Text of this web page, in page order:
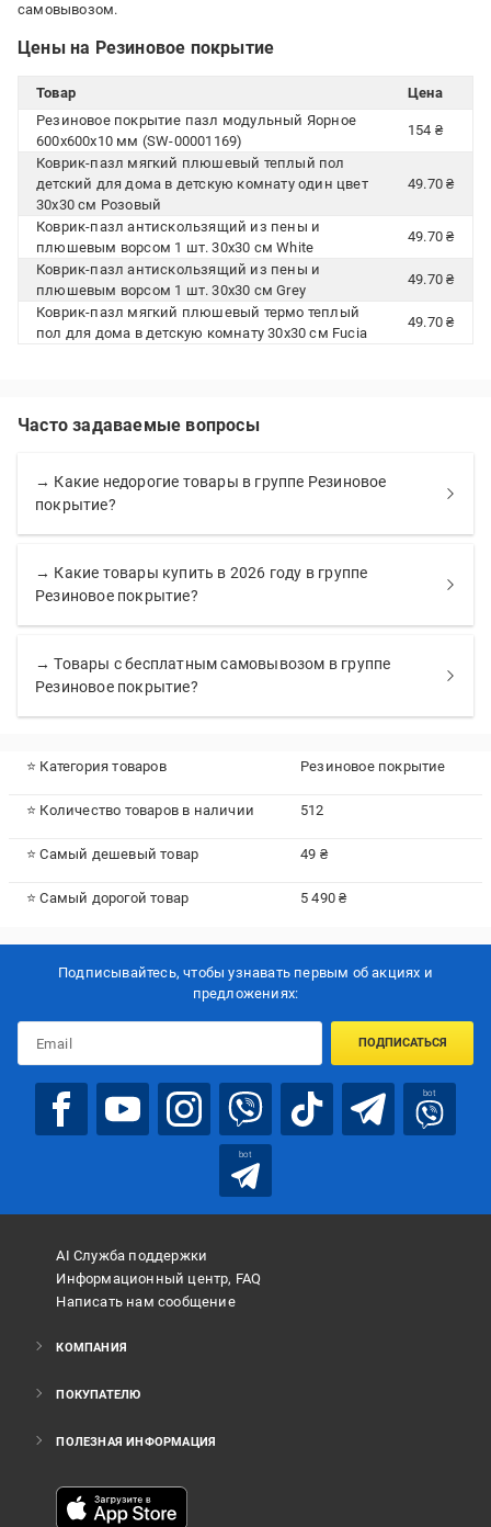
самовывозом.
Цены на Резиновое покрытие
Товар
Цена
Резиновое покрытие пазл модульный Яорное
600x600x10 мм (SW-00001169)
154 ₴
Коврик-пазл мягкий плюшевый теплый пол
детский для дома в детскую комнату один цвет
30х30 см Розовый
49.70 ₴
Коврик-пазл антискользящий из пены и
плюшевым ворсом 1 шт. 30х30 см White
49.70 ₴
Коврик-пазл антискользящий из пены и
плюшевым ворсом 1 шт. 30х30 см Grey
49.70 ₴
Коврик-пазл мягкий плюшевый термо теплый
пол для дома в детскую комнату 30х30 см Fucia
49.70 ₴
Часто задаваемые вопросы
→ Какие недорогие товары в группе Резиновое
покрытие?
→ Какие товары купить в 2026 году в группе
Резиновое покрытие?
→ Товары с бесплатным самовывозом в группе
Резиновое покрытие?
⭐ Категория товаров Резиновое покрытие
⭐ Количество товаров в наличии 512
⭐ Самый дешевый товар 49 ₴
⭐ Самый дорогой товар 5 490 ₴
Подписывайтесь, чтобы узнавать первым об акцияx и
предложениях:
ПОДПИСАТЬСЯ
bot
bot
AI Служба поддержки
Информационный центр, FAQ
Написать нам сообщение
КОМПАНИЯ
ПОКУПАТЕЛЮ
ПОЛЕЗНАЯ ИНФОРМАЦИЯ